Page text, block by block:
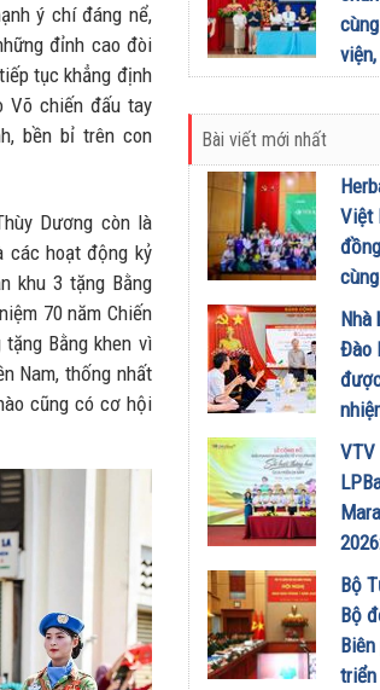
ý chí đáng nể,
đỉnh cao đòi
tục khẳng định
Võ chiến đấu tay
bền bỉ trên con
Dương còn là
các hoạt động kỷ
khu 3 tặng Bằng
70 năm Chiến
Bằng khen vì
Nam, thống nhất
cũng có cơ hội
cho
12
sau
y tế
xây
vệ
dân
Bài viết mới nhất
Việt
Sức
và
thi
thứ
Nhà
Đào
chức
Biên
Tạp
Đầu
01/08/
VTV
miền
sản,
tỏa
Bộ
Bộ
triển